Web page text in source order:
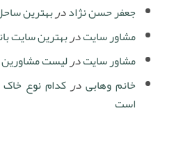
جعفر حسن نژاددربهترین
مشاور سایتدربهترین سایت
مشاور سایتدرلیست مشاورین
خانم وهابیدرکدام نوع
است